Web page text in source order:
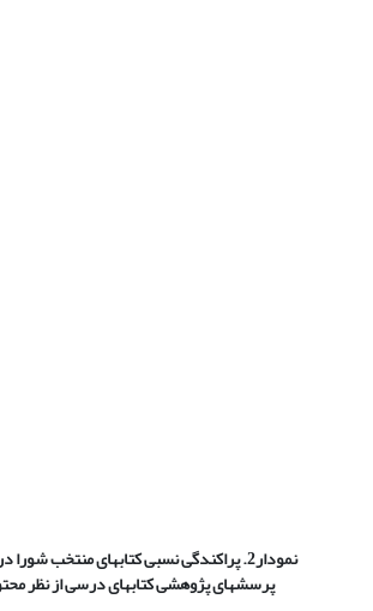
نمودار2. پراکندگی نسبی کتابهای منتخب
پرسشهای پژوهشی کتابهای درسی از نظر